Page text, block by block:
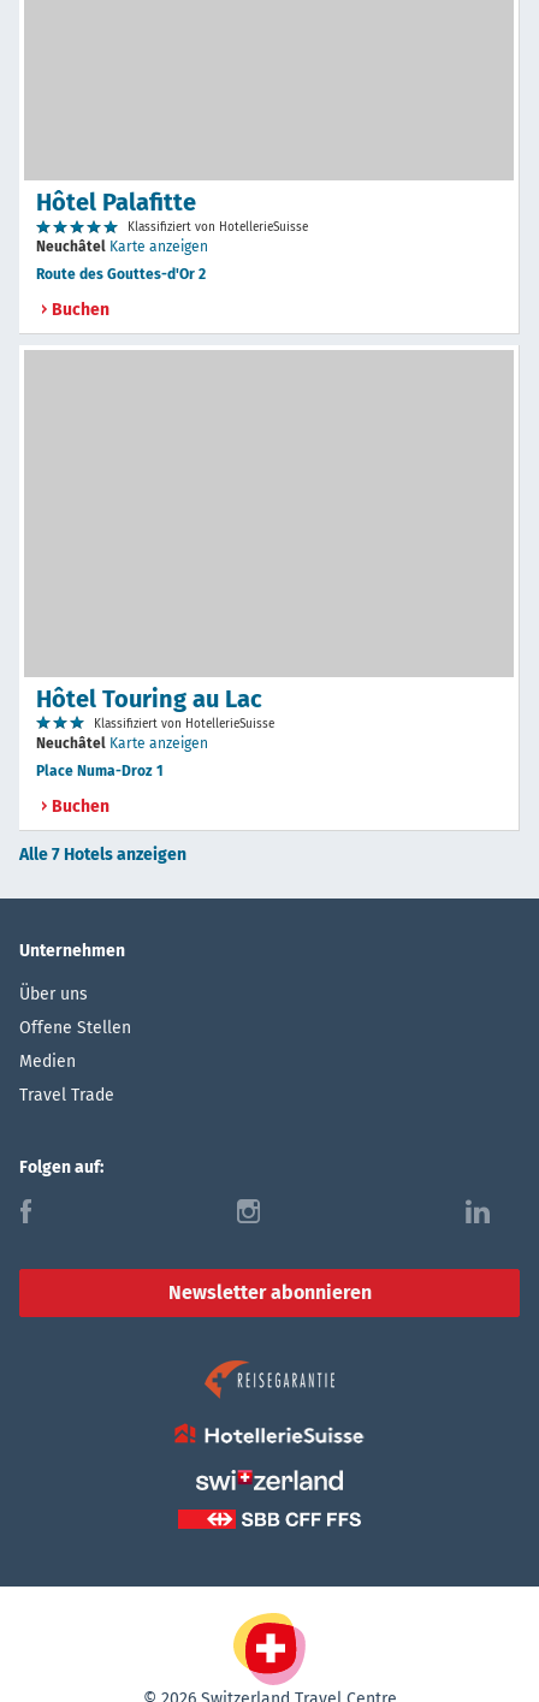
Hôtel Palafitte
Klassifiziert von HotellerieSuisse
Neuchâtel Karte anzeigen
Route des Gouttes-d'Or 2
Buchen
Hôtel Touring au Lac
Klassifiziert von HotellerieSuisse
Neuchâtel Karte anzeigen
Place Numa-Droz 1
Buchen
Alle 7 Hotels anzeigen
Unternehmen
Über uns
Offene Stellen
Medien
Travel Trade
Folgen auf:
f i l
Newsletter abonnieren